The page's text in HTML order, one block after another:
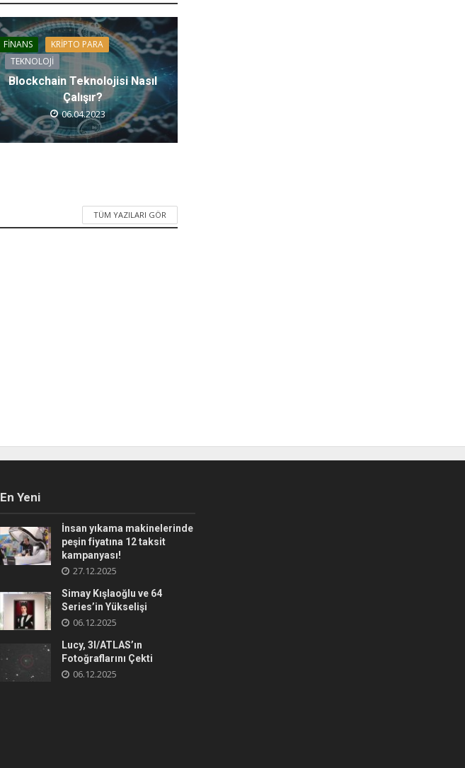
FINANS
KRIPTO PARA
TEKNOLOJI
Blockchain Teknolojisi Nasıl
Çalışır?
06.04.2023
TÜM YAZILARI GÖR
En Yeni
İnsan yıkama makinelerinde
peşin fiyatına 12 taksit
kampanyası!
27.12.2025
Simay Kışlaoğlu ve 64
Series’in Yükselişi
06.12.2025
Lucy, 3I/ATLAS’ın
Fotoğraflarını Çekti
06.12.2025